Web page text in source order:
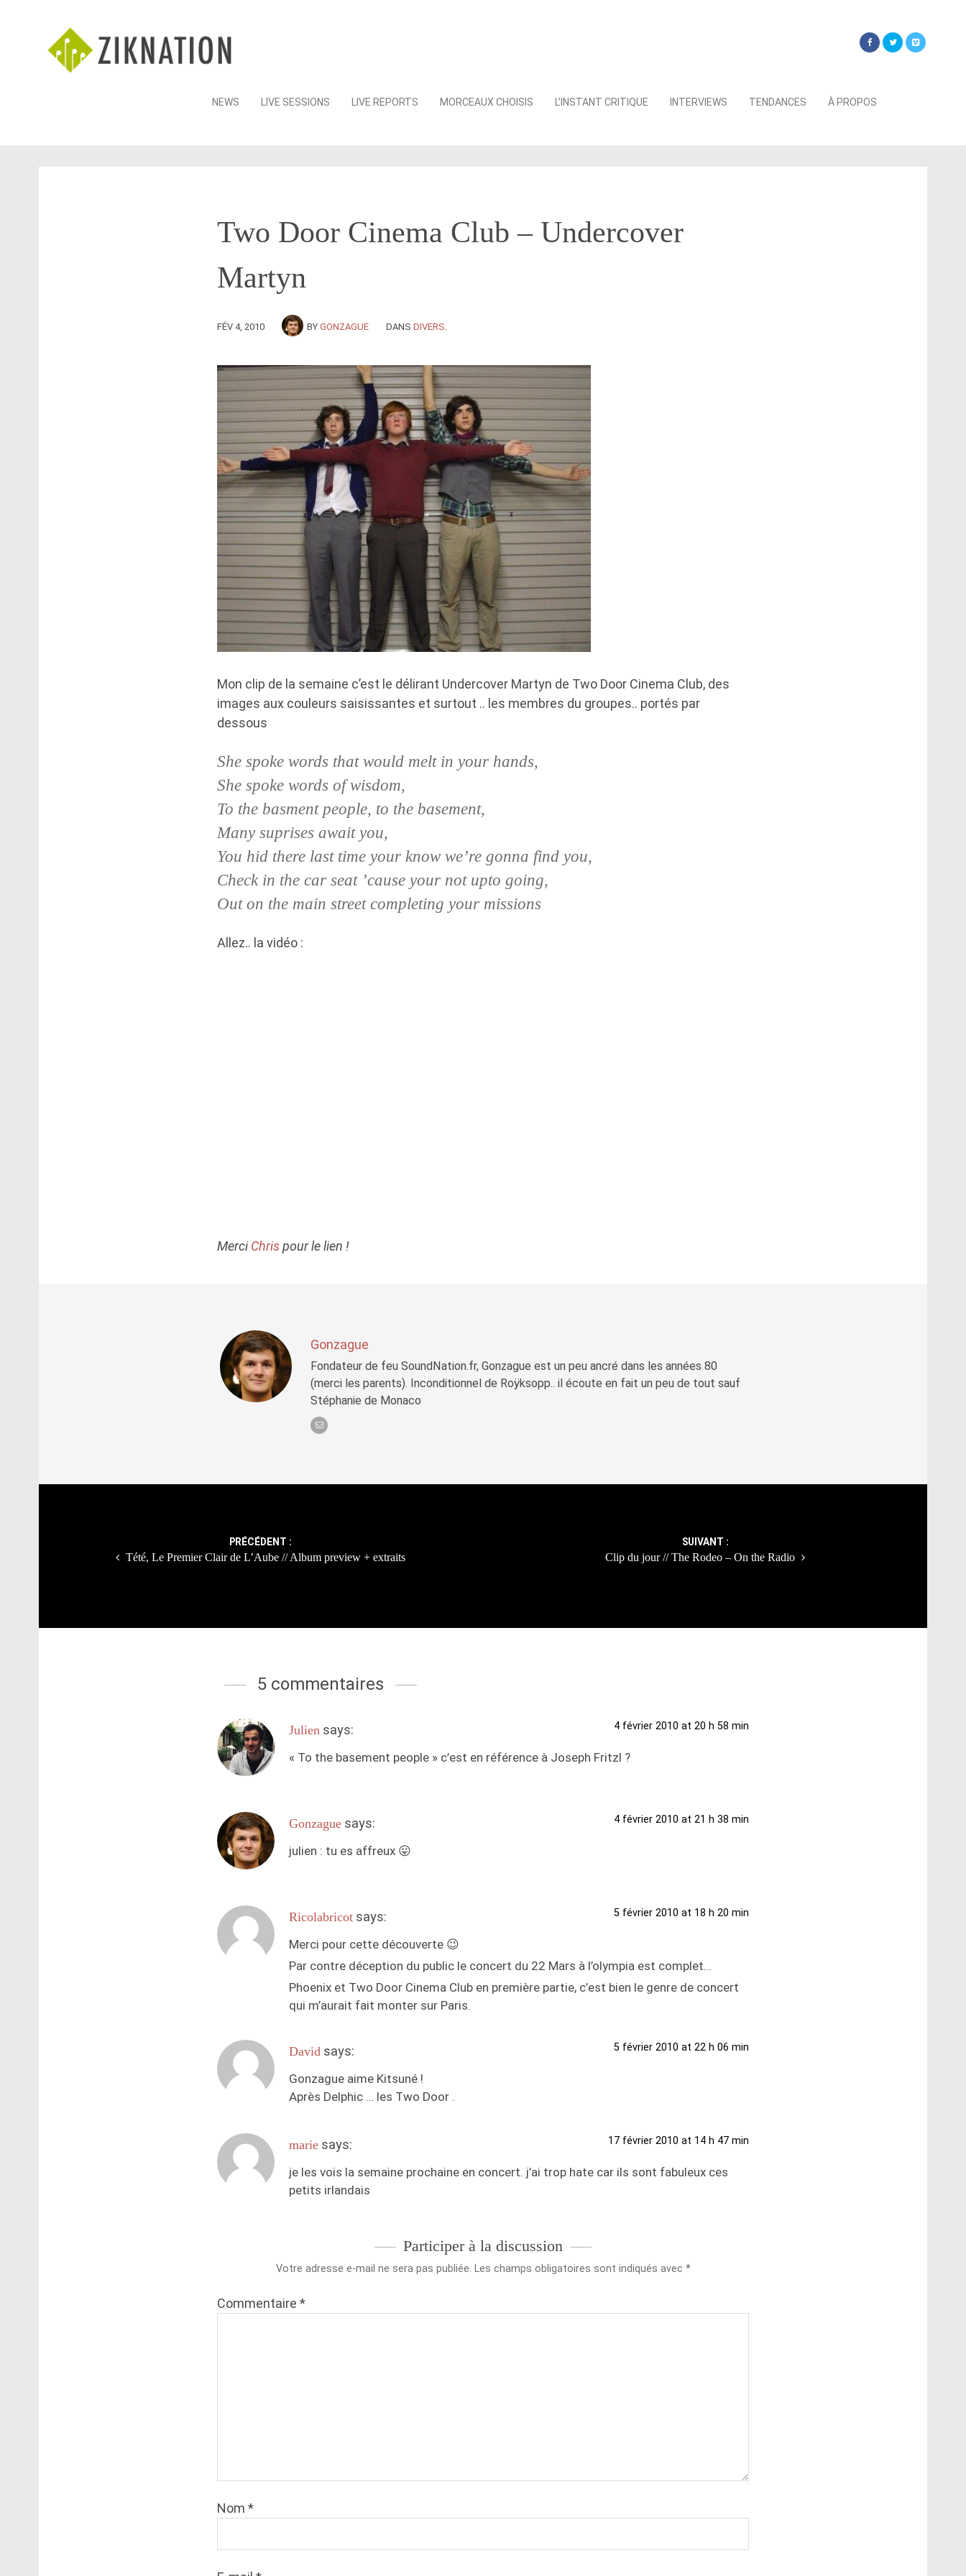
Skip
NEWS LIVE SESSIONS LIVE REPORTS MORCEAUX CHOISIS L’INSTANT CRITIQUE INTERVIEWS TENDANCES À PROPOS
Two Door Cinema Club – Undercover
Martyn
FÉV 4, 2010 BY GONZAGUE DANS DIVERS
Mon clip de la semaine c’est le délirant Undercover Martyn de Two Door Cinema Club, des
images aux couleurs saisissantes et surtout .. les membres du groupes.. portés par
dessous
She spoke words that would melt in your hands,
She spoke words of wisdom,
To the basment people, to the basement,
Many suprises await you,
You hid there last time your know we’re gonna find you,
Check in the car seat ’cause your not upto going,
Out on the main street completing your missions
Allez.. la vidéo :
MerciChrispour le lien !
Gonzague
Fondateur de feu SoundNation.fr, Gonzague est un peu ancré dans les années 80
(merci les parents). Inconditionnel de Roÿksopp.. il écoute en fait un peu de tout sauf
Stéphanie de Monaco
PRÉCÉDENT :
Tété, Le Premier Clair de L’Aube // Album preview + extraits
SUIVANT :
Clip du jour // The Rodeo – On the Radio
5 commentaires
Julien says: 4 février 2010 at 20 h 58 min
« To the basement people » c’est en référence à Joseph Fritzl ?
Gonzague says: 4 février 2010 at 21 h 38 min
julien : tu es affreux 😛
Ricolabricot says: 5 février 2010 at 18 h 20 min
Merci pour cette découverte 😉
Par contre déception du public le concert du 22 Mars à l’olympia est complet…
Phoenix et Two Door Cinema Club en première partie, c’est bien le genre de concert
qui m’aurait fait monter sur Paris.
David says: 5 février 2010 at 22 h 06 min
Gonzague aime Kitsuné !
Après Delphic … les Two Door .
marie says: 17 février 2010 at 14 h 47 min
je les vois la semaine prochaine en concert. j’ai trop hate car ils sont fabuleux ces
petits irlandais
Participer à la discussion
Votre adresse e-mail ne sera pas publiée. Les champs obligatoires sont indiqués avec *
Commentaire *
Nom *